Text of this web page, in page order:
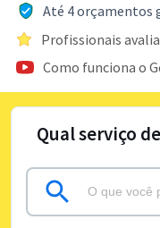
Até 4 orçamentos
Profissionais
Como funciona o
Qual serviço